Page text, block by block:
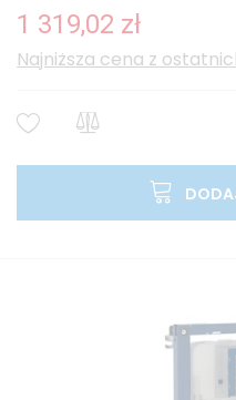
1 319,02 zł
Najniższa cena z